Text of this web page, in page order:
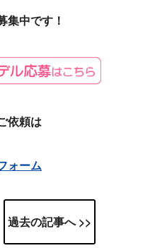
集中です！
依頼は
ォーム
過去の記事へ >>